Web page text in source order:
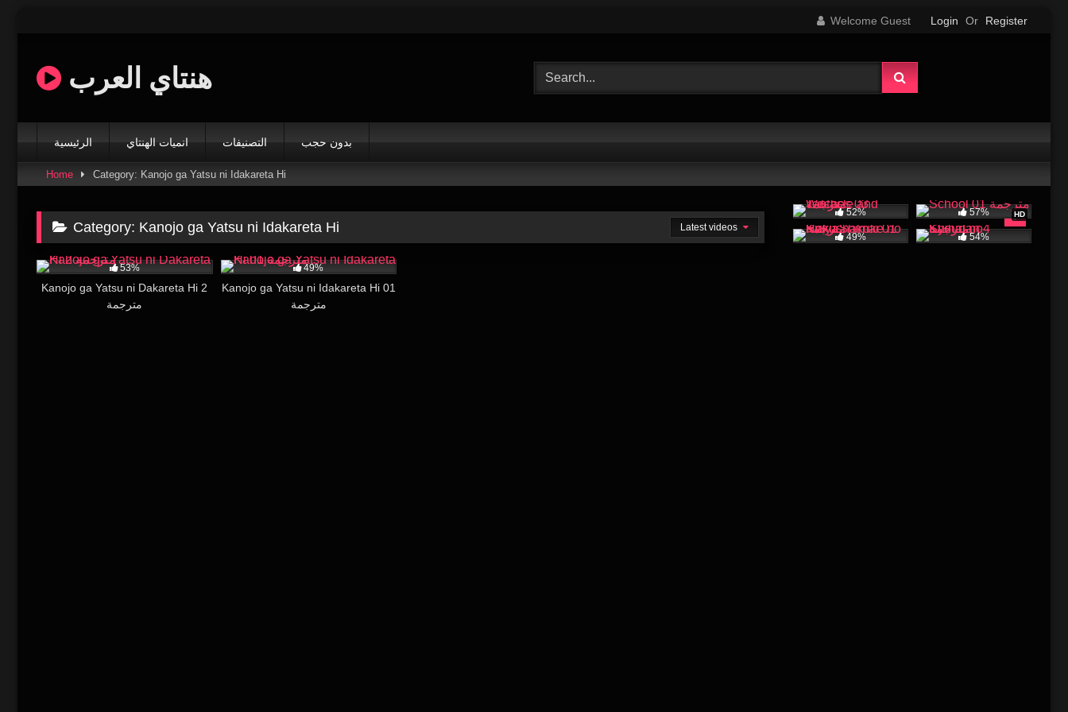
Welcome Guest Login Or Register
هنتاي العرب
الرئيسية انميات الهنتاي التصنيفات بدون حجب
Home Category: Kanojo ga Yatsu ni Idakareta Hi
Category: Kanojo ga Yatsu ni Idakareta Hi
Latest videos
53%
Kanojo ga Yatsu ni Dakareta Hi 2
مترجمة
49%
Kanojo ga Yatsu ni Idakareta Hi 01
مترجمة
52% HD
57%
49% 54%